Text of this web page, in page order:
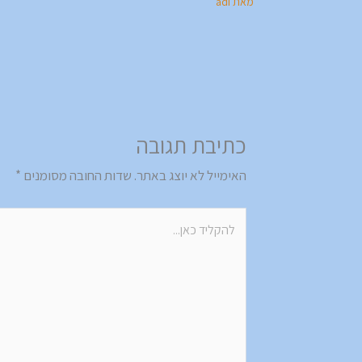
כתיבת תגובה
האימייל לא יוצג באתר. שדות החובה מסומנים *